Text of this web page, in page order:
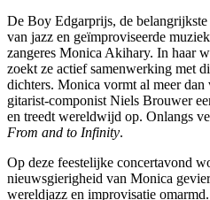
De Boy Edgarprijs, de
van jazz en geïmproviseerde
zangeres Monica Akihary. In haar
zoekt ze actief samenwerking met
dichters. Monica vormt al meer
gitarist-componist Niels Brouwer
en treedt wereldwijd op. Onlangs
From and to Infinity.
Op deze feestelijke concertavond
nieuwsgierigheid van Monica
wereldjazz en improvisatie